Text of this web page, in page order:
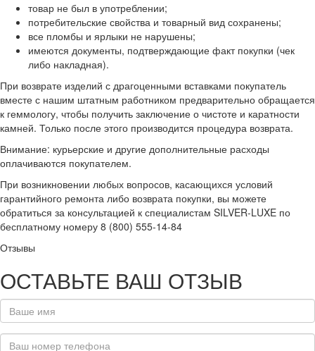
товар не был в употреблении;
потребительские свойства и товарный вид сохранены;
все пломбы и ярлыки не нарушены;
имеются документы, подтверждающие факт покупки (чек
либо накладная).
При возврате изделий с драгоценными вставками покупатель
вместе с нашим штатным работником предварительно обращается
к геммологу, чтобы получить заключение о чистоте и каратности
камней. Только после этого производится процедура возврата.
Внимание: курьерские и другие дополнительные расходы
оплачиваются покупателем.
При возникновении любых вопросов, касающихся условий
гарантийного ремонта либо возврата покупки, вы можете
обратиться за консультацией к специалистам SILVER-LUXE по
бесплатному номеру 8 (800) 555-14-84
Отзывы
ОСТАВЬТЕ ВАШ ОТЗЫВ